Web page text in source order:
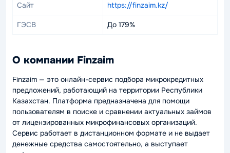
Сайт https://finzaim.kz/
ГЭСВ До 179%
О компании Finzaim
Finzaim — это онлайн-сервис подбора микрокредитных
предложений, работающий на территории Республики
Казахстан. Платформа предназначена для помощи
пользователям в поиске и сравнении актуальных займов
от лицензированных микрофинансовых организаций.
Сервис работает в дистанционном формате и не выдает
денежные средства самостоятельно, а выступает